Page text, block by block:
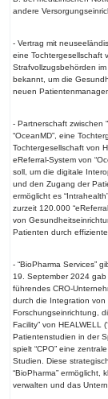
andere
- Vertrag mit
eine Tochtergesellschaft
Strafvollzugsbehörden
bekannt, um die
neuen
- Partnerschaft zwischen
“OceanMD”, eine
Tochtergesellschaft von
eReferral-System von
soll, um die digitale
und den Zugang der
ermöglicht es
zurzeit 120.000
von
Patienten durch
- “BioPharma Services”
19. September 2024 gab
führendes CRO-
durch die Integration von
Forschungseinrichtung,
Facility” von HEALWELL
Patientenstudien in der
spielt “CPO” eine
Studien. Diese
“BioPharma” ermöglicht,
verwalten und das